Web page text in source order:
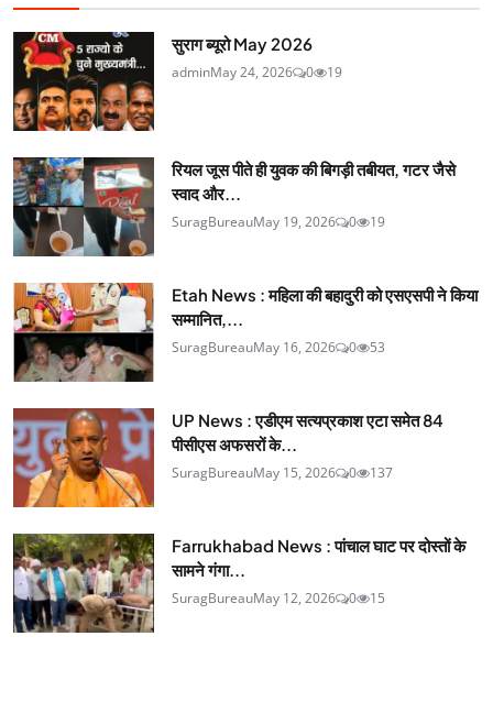
सुराग ब्यूरो May 2026
adminMay 24, 2026 0 19
रियल जूस पीते ही युवक की बिगड़ी तबीयत, गटर जैसे
स्वाद और...
SuragBureauMay 19, 2026 0 19
Etah News : महिला की बहादुरी को एसएसपी ने किया
सम्मानित,...
SuragBureauMay 16, 2026 0 53
UP News : एडीएम सत्यप्रकाश एटा समेत 84
पीसीएस अफसरों के...
SuragBureauMay 15, 2026 0 137
Farrukhabad News : पांचाल घाट पर दोस्तों के
सामने गंगा...
SuragBureauMay 12, 2026 0 15